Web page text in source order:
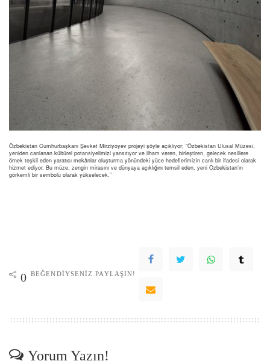
Özbekistan Cumhurbaşkanı Şevket Mirziyoyev projeyi şöyle açıklıyor; “Özbekistan Ulusal Müzesi,
yeniden canlanan kültürel potansiyelimizi yansıtıyor ve ilham veren, birleştiren, gelecek nesillere
örnek teşkil eden yaratıcı mekânlar oluşturma yönündeki yüce hedeflerimizin canlı bir ifadesi olarak
hizmet ediyor. Bu müze, zengin mirasını ve dünyaya açıklığını temsil eden, yeni Özbekistan’ın
görkemli bir sembolü olarak yükselecek.”
0 BEĞENDIYSENIZ PAYLAŞIN!
Yorum Yazın!